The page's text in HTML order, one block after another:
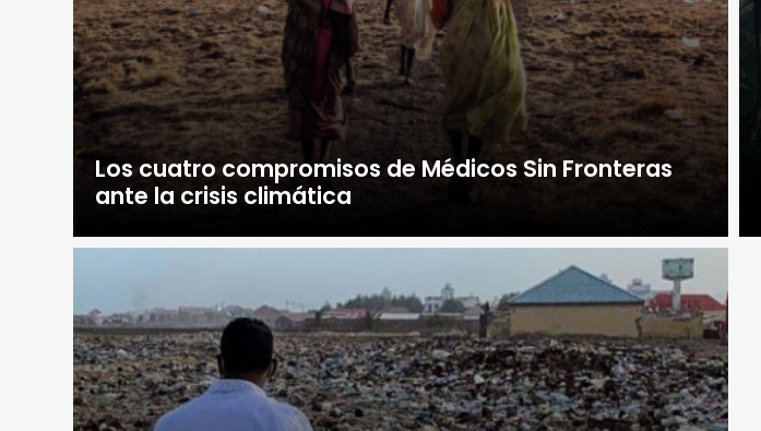
Los cuatro compromisos de Médicos Sin Fronteras
ante la crisis climática